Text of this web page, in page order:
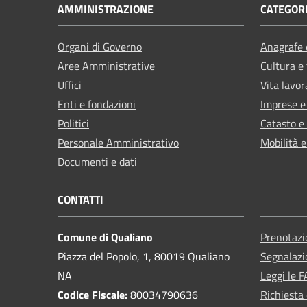
AMMINISTRAZIONE
Organi di Governo
Aree Amministrative
Uffici
Enti e fondazioni
Politici
Personale Amministrativo
Documenti e dati
Cultura
Vita
Imprese
Catasto
Mobilità
CONTATTI
Comune di Qualiano
Piazza del Popolo, 1, 80019 Qualiano
NA
Codice Fiscale:80034790636
Leggi le